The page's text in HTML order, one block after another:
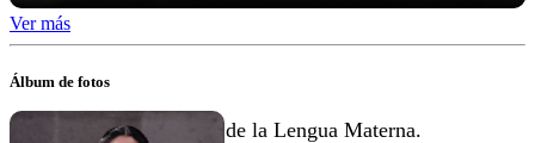
Ver más
Álbum de fotos
Día Internacional de la Lengua Materna.